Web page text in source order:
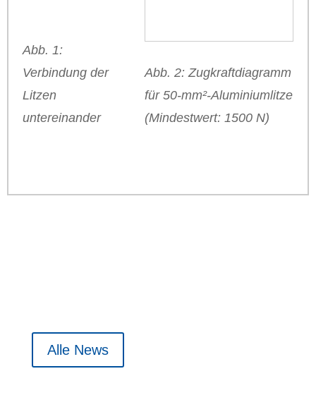
Abb. 1:
Verbindung der
Litzen
untereinander
Abb. 2: Zugkraftdiagramm
für 50-mm²-Aluminiumlitze
(Mindestwert: 1500 N)
Alle News